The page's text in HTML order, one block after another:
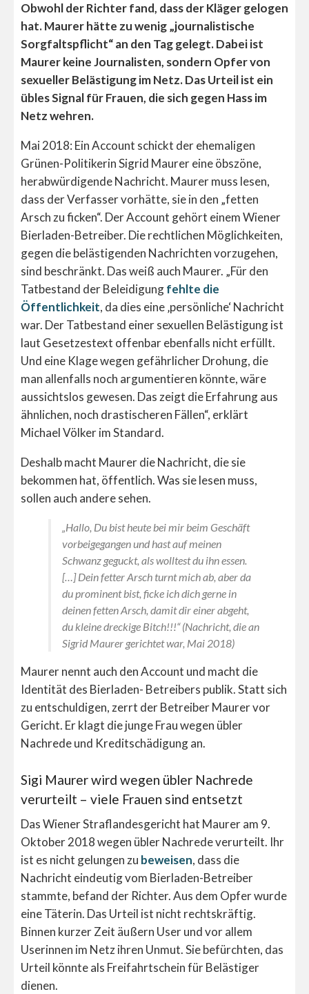
Obwohl der Richter fand, dass der Kläger gelogen
hat. Maurer hätte zu wenig „journalistische
Sorgfaltspflicht“ an den Tag gelegt. Dabei ist
Maurer keine Journalisten, sondern Opfer von
sexueller Belästigung im Netz. Das Urteil ist ein
übles Signal für Frauen, die sich gegen Hass im
Netz wehren.
Mai 2018: Ein Account schickt der ehemaligen
Grünen-Politikerin Sigrid Maurer eine öbszöne,
herabwürdigende Nachricht. Maurer muss lesen,
dass der Verfasser vorhätte, sie in den „fetten
Arsch zu ficken“. Der Account gehört einem Wiener
Bierladen-Betreiber. Die rechtlichen Möglichkeiten,
gegen die belästigenden Nachrichten vorzugehen,
sind beschränkt. Das weiß auch Maurer. „Für den
Tatbestand der Beleidigungfehlte die
Öffentlichkeit, da dies eine ‚persönliche‘ Nachricht
war. Der Tatbestand einer sexuellen Belästigung ist
laut Gesetzestext offenbar ebenfalls nicht erfüllt.
Und eine Klage wegen gefährlicher Drohung, die
man allenfalls noch argumentieren könnte, wäre
aussichtslos gewesen. Das zeigt die Erfahrung aus
ähnlichen, noch drastischeren Fällen“, erklärt
Michael Völker im Standard.
Deshalb macht Maurer die Nachricht, die sie
bekommen hat, öffentlich. Was sie lesen muss,
sollen auch andere sehen.
„Hallo, Du bist heute bei mir beim Geschäft
vorbeigegangen und hast auf meinen
Schwanz geguckt, als wolltest du ihn essen.
[…] Dein fetter Arsch turnt mich ab, aber da
du prominent bist, ficke ich dich gerne in
deinen fetten Arsch, damit dir einer abgeht,
du kleine dreckige Bitch!!!“ (Nachricht, die an
Sigrid Maurer gerichtet war, Mai 2018)
Maurer nennt auch den Account und macht die
Identität des Bierladen- Betreibers publik. Statt sich
zu entschuldigen, zerrt der Betreiber Maurer vor
Gericht. Er klagt die junge Frau wegen übler
Nachrede und Kreditschädigung an.
Sigi Maurer wird wegen übler Nachrede
verurteilt – viele Frauen sind entsetzt
Das Wiener Straflandesgericht hat Maurer am 9.
Oktober 2018 wegen übler Nachrede verurteilt. Ihr
ist es nicht gelungen zu beweisen, dass die
Nachricht eindeutig vom Bierladen-Betreiber
stammte, befand der Richter. Aus dem Opfer wurde
eine Täterin. Das Urteil ist nicht rechtskräftig.
Binnen kurzer Zeit äußern User und vor allem
Userinnen im Netz ihren Unmut. Sie befürchten, das
Urteil könnte als Freifahrtschein für Belästiger
dienen.